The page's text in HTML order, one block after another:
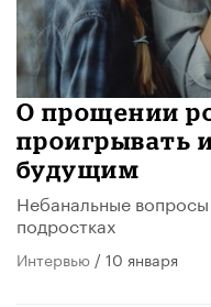
О прощении
проигрывать
будущим
Небанальные
подростках
Интервью / 10 января